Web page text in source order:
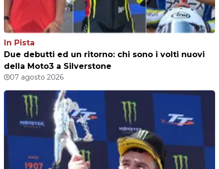
In Pista
Due debutti ed un ritorno: chi sono i volti nuovi
della Moto3 a Silverstone
07 agosto 2026